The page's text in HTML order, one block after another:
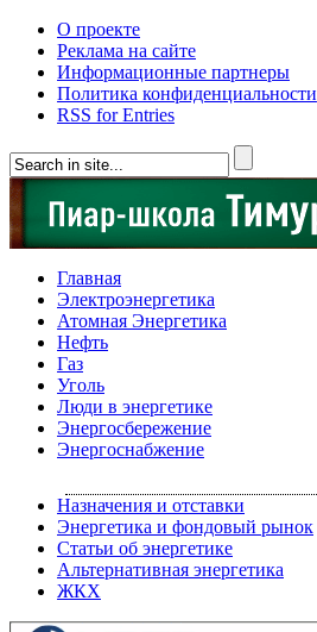
О проекте
Реклама на сайте
Информационные партнеры
Политика конфиденциальности
RSS for Entries
Главная
Электроэнергетика
Атомная Энергетика
Нефть
Газ
Уголь
Люди в энергетике
Энергосбережение
Энергоснабжение
Назначения и отставки
Энергетика и фондовый рынок
Статьи об энергетике
Альтернативная энергетика
ЖКХ